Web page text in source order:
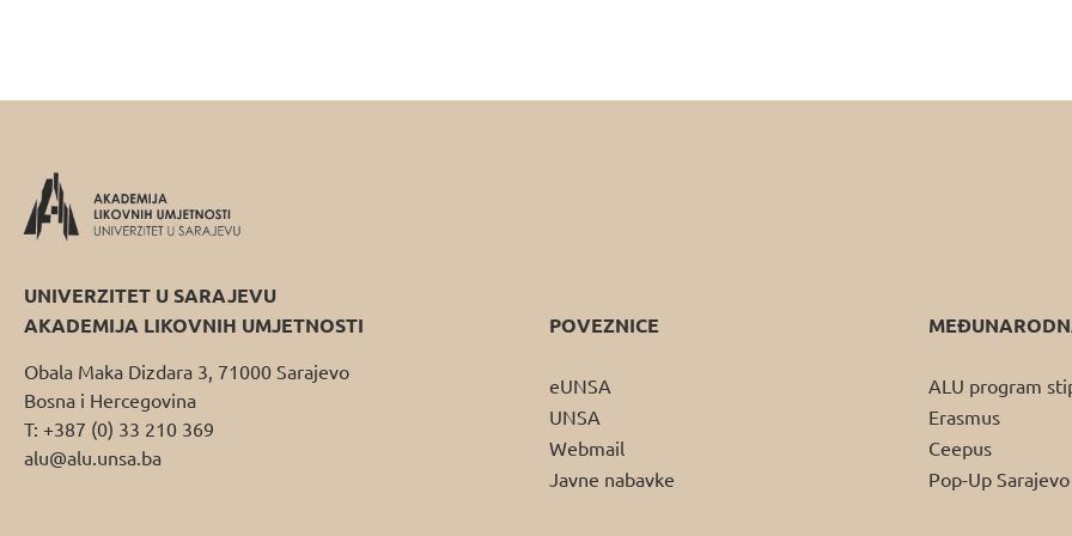
UNIVERZITET U SARAJEVU
AKADEMIJA LIKOVNIH UMJETNOSTI
Obala Maka Dizdara 3, 71000 Sarajevo
Bosna i Hercegovina
T: +387 (0) 33 210 369
alu@alu.unsa.ba
POVEZNICE
eUNSA
UNSA
Webmail
Javne nabavke
ALU program
Erasmus
Ceepus
Pop-Up Sarajevo